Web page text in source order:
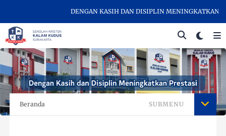
DENGAN KASIH DAN DISIPLIN MENINGKATKAN
Beranda SUBMENU